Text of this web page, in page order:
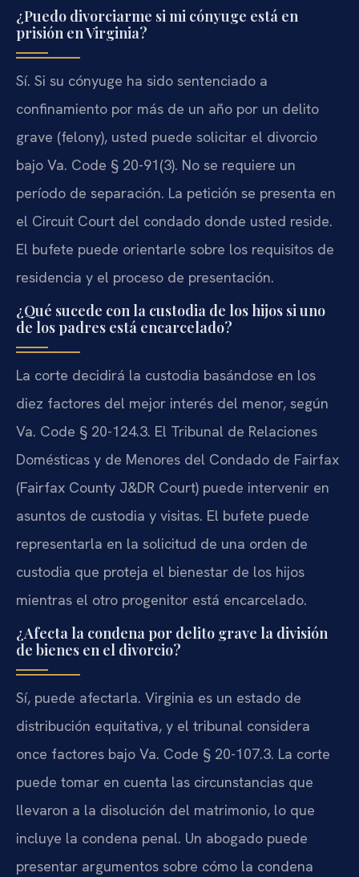
¿Puedo divorciarme si mi cónyuge está en
prisión en Virginia?
Sí. Si su cónyuge ha sido sentenciado a
confinamiento por más de un año por un delito
grave (felony), usted puede solicitar el divorcio
bajo Va. Code § 20-91(3). No se requiere un
período de separación. La petición se presenta en
el Circuit Court del condado donde usted reside.
El bufete puede orientarle sobre los requisitos de
residencia y el proceso de presentación.
¿Qué sucede con la custodia de los hijos si uno
de los padres está encarcelado?
La corte decidirá la custodia basándose en los
diez factores del mejor interés del menor, según
Va. Code § 20-124.3. El Tribunal de Relaciones
Domésticas y de Menores del Condado de Fairfax
(Fairfax County J&DR Court) puede intervenir en
asuntos de custodia y visitas. El bufete puede
representarla en la solicitud de una orden de
custodia que proteja el bienestar de los hijos
mientras el otro progenitor está encarcelado.
¿Afecta la condena por delito grave la división
de bienes en el divorcio?
Sí, puede afectarla. Virginia es un estado de
distribución equitativa, y el tribunal considera
once factores bajo Va. Code § 20-107.3. La corte
puede tomar en cuenta las circunstancias que
llevaron a la disolución del matrimonio, lo que
incluye la condena penal. Un abogado puede
presentar argumentos sobre cómo la condena